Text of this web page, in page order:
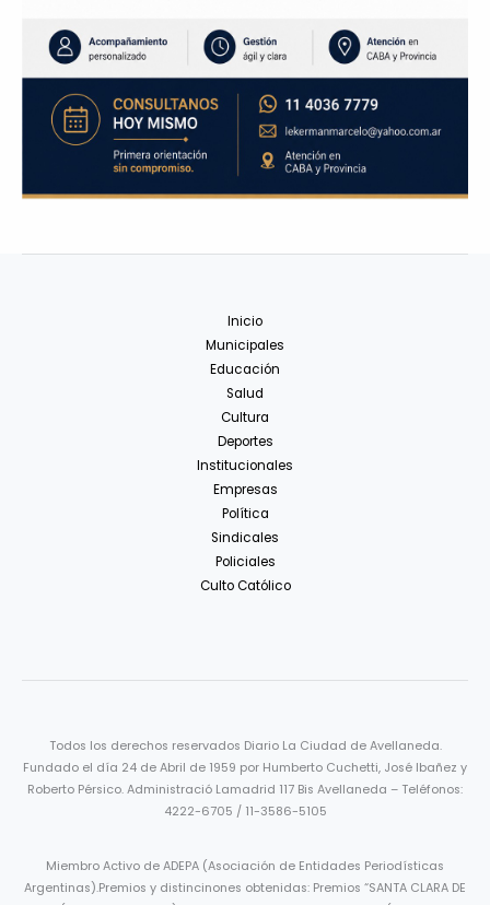
Inicio
Municipales
Educación
Salud
Cultura
Deportes
Institucionales
Empresas
Política
Sindicales
Policiales
Culto Católico
Todos los derechos reservados Diario La Ciudad de Avellaneda.
Fundado el día 24 de Abril de 1959 por Humberto Cuchetti, José Ibañez y
Roberto Pérsico. Administració Lamadrid 117 Bis Avellaneda – Teléfonos:
4222-6705 / 11-3586-5105
Miembro Activo de ADEPA (Asociación de Entidades Periodísticas
Argentinas).Premios y distincinones obtenidas: Premios “SANTA CLARA DE